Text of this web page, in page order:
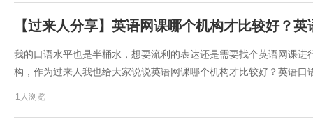
【过来人分享】英语网课哪个机构才比较好？
我的口语水平也是半桶水，想要流利的表达还是需要找个英语网课
构，作为过来人我也给大家说说英语网课哪个机构才比较好？英语口
1人浏览